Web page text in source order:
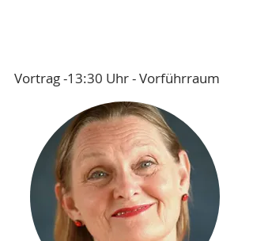
Vortrag -13:30 Uhr - Vorführraum